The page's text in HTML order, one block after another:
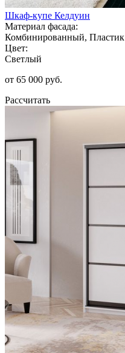
Шкаф-купе Келдуин
Материал фасада:
Комбинированный, Пластик
Цвет:
Светлый
от 65 000 руб.
Рассчитать